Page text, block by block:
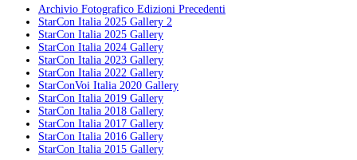
Archivio Fotografico Edizioni Precedenti
StarCon Italia 2025 Gallery 2
StarCon Italia 2025 Gallery
StarCon Italia 2024 Gallery
StarCon Italia 2023 Gallery
StarCon Italia 2022 Gallery
StarConVoi Italia 2020 Gallery
StarCon Italia 2019 Gallery
StarCon Italia 2018 Gallery
StarCon Italia 2017 Gallery
StarCon Italia 2016 Gallery
StarCon Italia 2015 Gallery